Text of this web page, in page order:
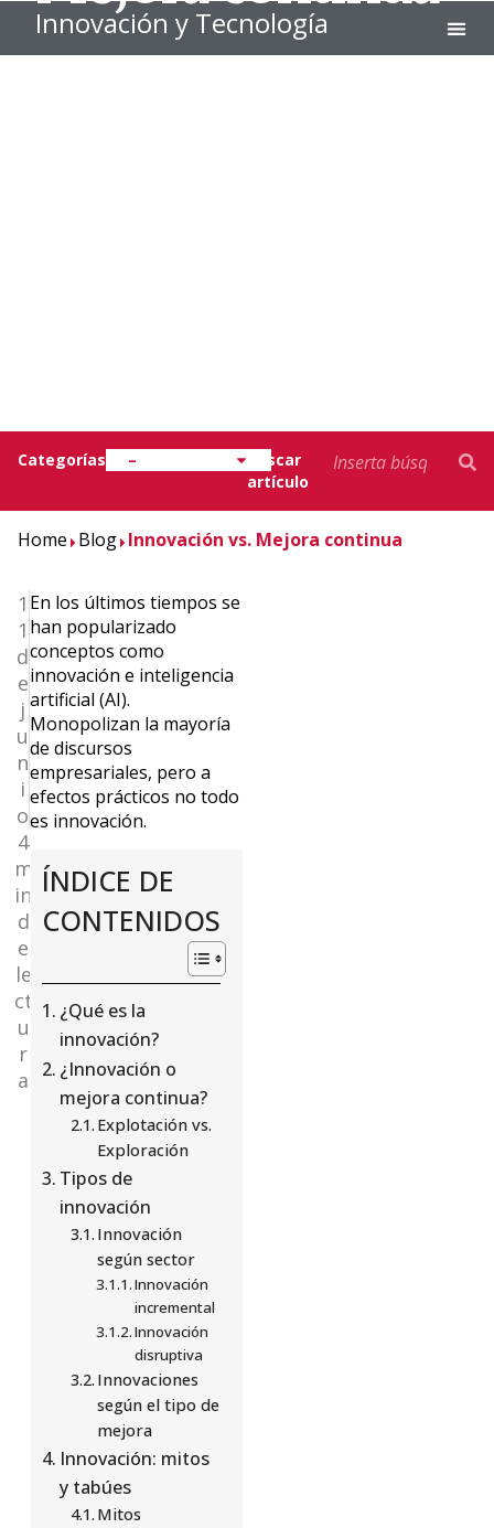
Innovación y Tecnología
Categorías –
Buscar
artículo
Home Blog Innovación vs. Mejora continua
1
1
d
e
j
u
n
i
o
4
m
in
d
e
le
ct
u
r
a
En los últimos tiempos se
han popularizado
conceptos como
innovación e inteligencia
artificial (AI).
Monopolizan la mayoría
de discursos
empresariales, pero a
efectos prácticos no todo
es innovación.
ÍNDICE DE
CONTENIDOS
¿Qué es la
innovación?
¿Innovación o
mejora continua?
Explotación vs.
Exploración
Tipos de
innovación
Innovación
según sector
Innovación
incremental
Innovación
disruptiva
Innovaciones
según el tipo de
mejora
Innovación: mitos
y tabúes
Mitos